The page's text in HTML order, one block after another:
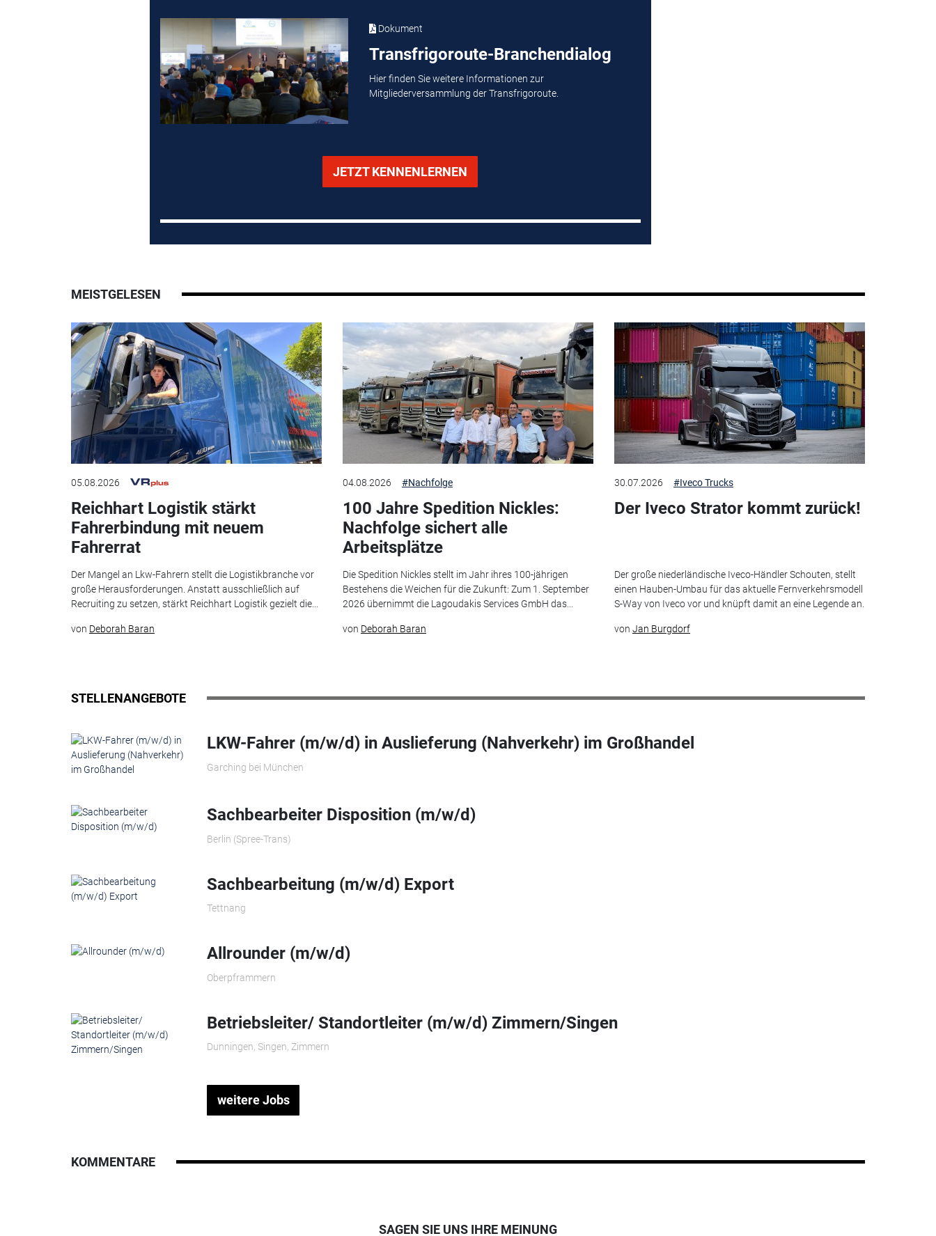
Dokument
Transfrigoroute-Branchendialog
Hier finden Sie weitere Informationen zur
Mitgliederversammlung der Transfrigoroute.
JETZT KENNENLERNEN
MEISTGELESEN
05.08.2026
Reichhart Logistik stärkt
Fahrerbindung mit neuem
Fahrerrat
Der Mangel an Lkw-Fahrern stellt die Logistikbranche vor
große Herausforderungen. Anstatt ausschließlich auf
Recruiting zu setzen, stärkt Reichhart Logistik gezielt die...
von Deborah Baran
04.08.2026 #Nachfolge
100 Jahre Spedition Nickles:
Nachfolge sichert alle
Arbeitsplätze
Die Spedition Nickles stellt im Jahr ihres 100-jährigen
Bestehens die Weichen für die Zukunft: Zum 1. September
2026 übernimmt die Lagoudakis Services GmbH das...
von Deborah Baran
30.07.2026 #Iveco Trucks
Der Iveco Strator kommt zurück!
Der große niederländische Iveco-Händler Schouten, stellt
einen Hauben-Umbau für das aktuelle Fernverkehrsmodell
S-Way von Iveco vor und knüpft damit an eine Legende an.
von Jan Burgdorf
STELLENANGEBOTE
LKW-Fahrer (m/w/d) in Auslieferung (Nahverkehr) im Großhandel
Garching bei München
Sachbearbeiter Disposition (m/w/d)
Berlin (Spree-Trans)
Sachbearbeitung (m/w/d) Export
Tettnang
Allrounder (m/w/d)
Oberpframmern
Betriebsleiter/ Standortleiter (m/w/d) Zimmern/Singen
Dunningen, Singen, Zimmern
weitere Jobs
KOMMENTARE
SAGEN SIE UNS IHRE MEINUNG